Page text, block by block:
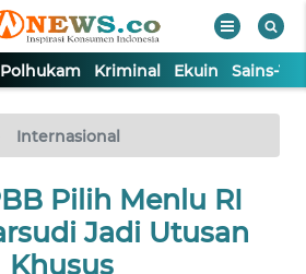
Polhukam Kriminal Ekuin Sains-
Internasional
Pilih Menlu RI
Jadi Utusan
Khusus